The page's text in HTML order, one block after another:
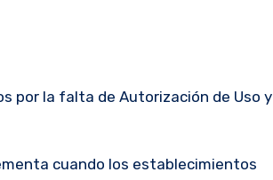
por la falta de Autorización de Uso y
cuando los establecimientos